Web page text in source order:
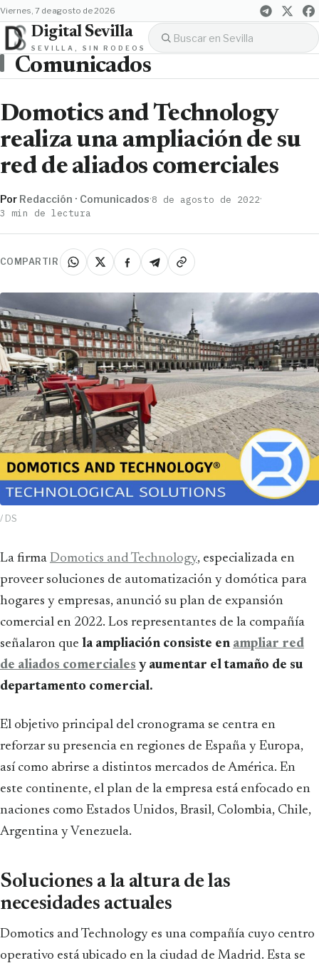
viernes, 7 de agosto de 2026
Digital Sevilla
SEVILLA, SIN RODEOS
Comunicados
Domotics and Technology
realiza una ampliación de su
red de aliados comerciales
Por Redacción · Comunicados·8 de agosto de 2022·
3 min de lectura
COMPARTIR
/ DS
La firma Domotics and Technology, especializada en
proveer soluciones de automatización y domótica para
hogares y empresas, anunció su plan de expansión
comercial en 2022. Los representantes de la compañía
señalaron que la ampliación consiste en ampliar red
de aliados comerciales y aumentar el tamaño de su
departamento comercial.
El objetivo principal del cronograma se centra en
reforzar su presencia en regiones de España y Europa,
así como abrirse a distintos mercados de América. En
este continente, el plan de la empresa está enfocado en
naciones como Estados Unidos, Brasil, Colombia, Chile,
Argentina y Venezuela.
Soluciones a la altura de las
necesidades actuales
Domotics and Technology es una compañía cuyo centro
operativo está ubicado en la ciudad de Madrid. Esta se